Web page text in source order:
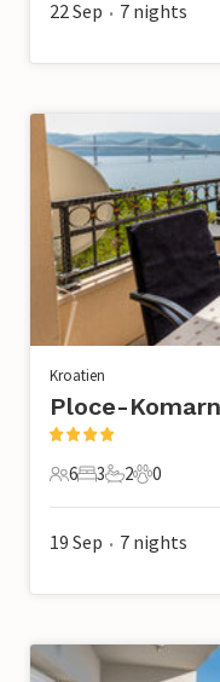
22 Sep • 7 nights
Kroatien
Ploce-
6 Gäste
6
3 Schlafzimmer
3
2 Badezimmer
2
0 Haustiere
0
19 Sep • 7 nights